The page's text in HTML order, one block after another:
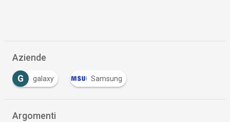
Aziende
G galaxy Samsung
Argomenti